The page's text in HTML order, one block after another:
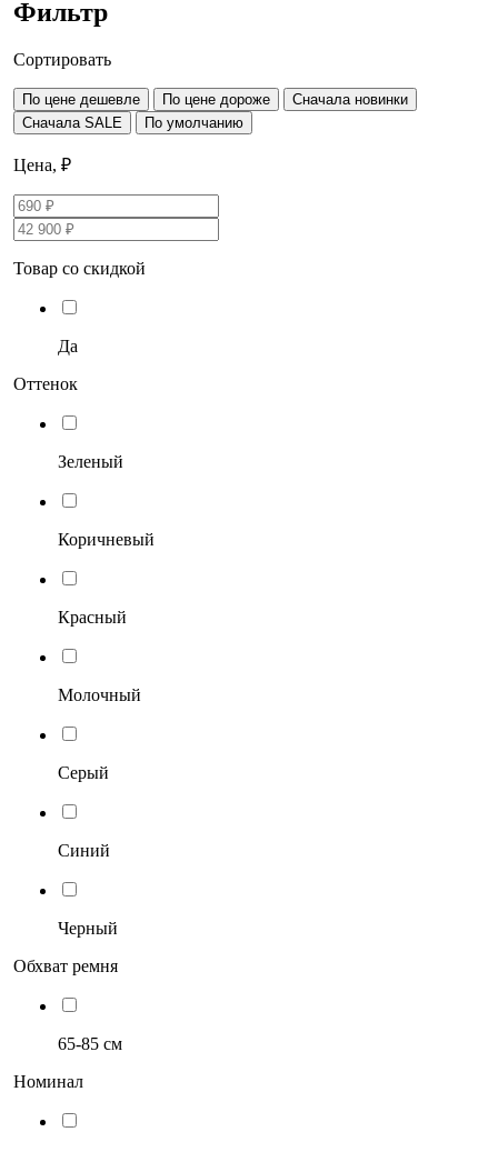
Фильтр
Сортировать
По цене дешевле По цене дороже
Сначала новинки
Сначала SALE
По умолчанию
Цена, ₽
Товар со скидкой
Да
Оттенок
Зеленый
Коричневый
Красный
Молочный
Серый
Синий
Черный
Обхват ремня
65-85 см
Номинал